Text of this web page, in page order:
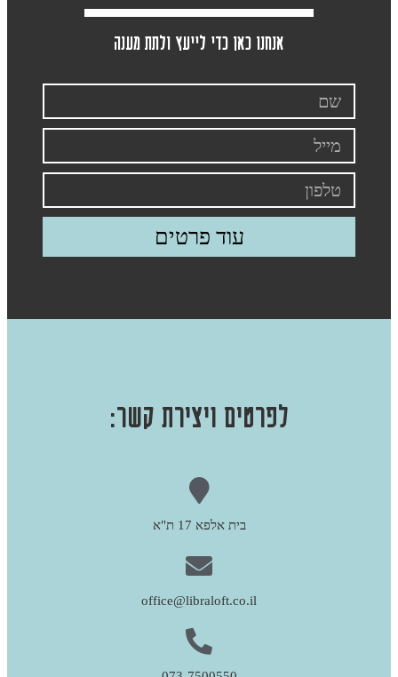
אנחנו כאן כדי לייעץ ולתת מענה
עוד פרטים
לפרטים ויצירת קשר:
בית אלפא 17 ת"א
office@libraloft.co.il